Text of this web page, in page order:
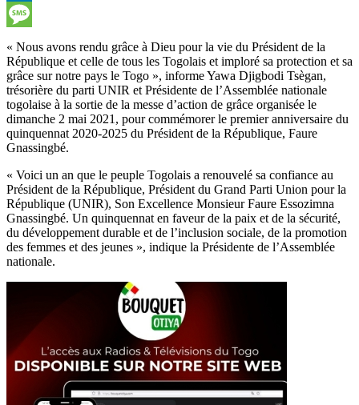
LinkedIn
Message
« Nous avons rendu grâce à Dieu pour la vie du Président de la
République et celle de tous les Togolais et imploré sa protection et sa
grâce sur notre pays le Togo », informe Yawa Djigbodi Tsègan,
trésorière du parti UNIR et Présidente de l’Assemblée nationale
togolaise à la sortie de la messe d’action de grâce organisée le
dimanche 2 mai 2021, pour commémorer le premier anniversaire du
quinquennat 2020-2025 du Président de la République, Faure
Gnassingbé.
« Voici un an que le peuple Togolais a renouvelé sa confiance au
Président de la République, Président du Grand Parti Union pour la
République (UNIR), Son Excellence Monsieur Faure Essozimna
Gnassingbé. Un quinquennat en faveur de la paix et de la sécurité,
du développement durable et de l’inclusion sociale, de la promotion
des femmes et des jeunes », indique la Présidente de l’Assemblée
nationale.